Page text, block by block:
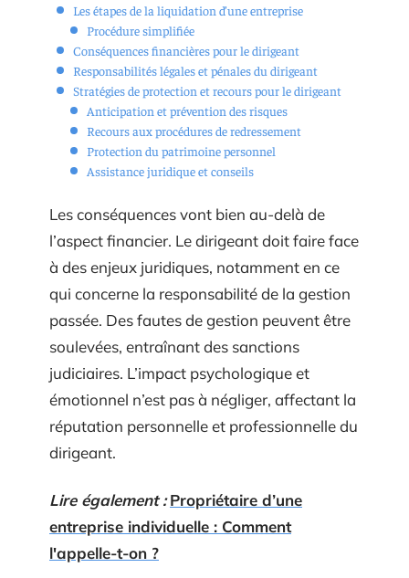
Les étapes de la liquidation d’une entreprise
Procédure simplifiée
Conséquences financières pour le dirigeant
Responsabilités légales et pénales du dirigeant
Stratégies de protection et recours pour le dirigeant
Anticipation et prévention des risques
Recours aux procédures de redressement
Protection du patrimoine personnel
Assistance juridique et conseils
Les conséquences vont bien au-delà de
l’aspect financier. Le dirigeant doit faire face
à des enjeux juridiques, notamment en ce
qui concerne la responsabilité de la gestion
passée. Des fautes de gestion peuvent être
soulevées, entraînant des sanctions
judiciaires. L’impact psychologique et
émotionnel n’est pas à négliger, affectant la
réputation personnelle et professionnelle du
dirigeant.
Lire également : Propriétaire d’une
entreprise individuelle : Comment
l'appelle-t-on ?